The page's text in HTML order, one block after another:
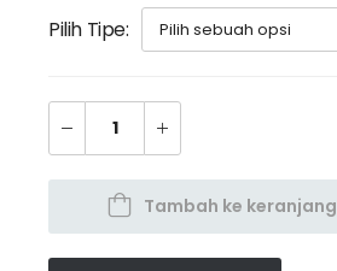
Pilih Tipe
Tambah ke keranjang